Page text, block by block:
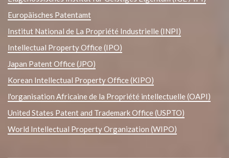
Europäisches Patentamt
Institut National de La Propriété Industrielle (INPI)
Intellectual Property Office (IPO)
Japan Patent Office (JPO)
Korean Intellectual Property Office (KIPO)
l'organisation Africaine de la Propriété intellectuelle (OAPI)
United States Patent and Trademark Office (USPTO)
World Intellectual Property Organization (WIPO)